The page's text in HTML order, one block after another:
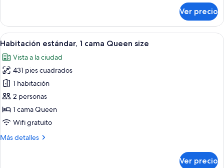
Deluxe,
cama
size
Ver precio
Abrir
todas
las
fotos
de
Habitación
estándar,
1
Queen
Un dormitorio con una cama de
17
Habitación estándar, 1 cama Queen size
Vista a la ciudad
431 pies cuadrados
1 habitación
2 personas
1 cama Queen
Wifi gratuito
Más detalles
Más
Ver precio